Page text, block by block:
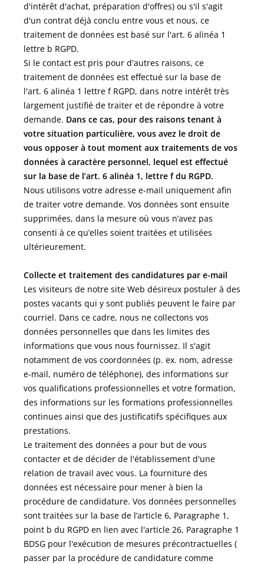
d'intérêt d'achat, préparation d'offres) ou s'il s'agit
d'un contrat déjà conclu entre vous et nous, ce
traitement de données est basé sur l'art. 6 alinéa 1
lettre b RGPD.
Si le contact est pris pour d'autres raisons, ce
traitement de données est effectué sur la base de
l'art. 6 alinéa 1 lettre f RGPD, dans notre intérêt très
largement justifié de traiter et de répondre à votre
demande. Dans ce cas, pour des raisons tenant à
votre situation particulière, vous avez le droit de
vous opposer à tout moment aux traitements de vos
données à caractère personnel, lequel est effectué
sur la base de l’art. 6 alinéa 1, lettre f du RGPD.
Nous utilisons votre adresse e-mail uniquement afin
de traiter votre demande. Vos données sont ensuite
supprimées, dans la mesure où vous n’avez pas
consenti à ce qu’elles soient traitées et utilisées
ultérieurement.
Collecte et traitement des candidatures par e-mail
Les visiteurs de notre site Web désireux postuler à des
postes vacants qui y sont publiés peuvent le faire par
courriel. Dans ce cadre, nous ne collectons vos
données personnelles que dans les limites des
informations que vous nous fournissez. Il s'agit
notamment de vos coordonnées (p. ex. nom, adresse
e-mail, numéro de téléphone), des informations sur
vos qualifications professionnelles et votre formation,
des informations sur les formations professionnelles
continues ainsi que des justificatifs spécifiques aux
prestations.
Le traitement des données a pour but de vous
contacter et de décider de l'établissement d'une
relation de travail avec vous. La fourniture des
données est nécessaire pour mener à bien la
procédure de candidature. Vos données personnelles
sont traitées sur la base de l’article 6, Paragraphe 1,
point b du RGPD en lien avec l'article 26, Paragraphe 1
BDSG pour l'exécution de mesures précontractuelles (
passer par la procédure de candidature comme